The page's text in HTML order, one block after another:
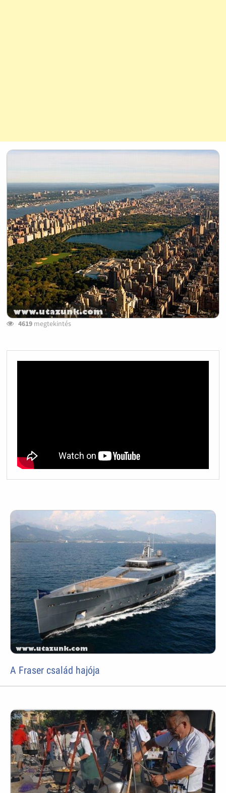
4619megtekintés
A Fraser család hajója